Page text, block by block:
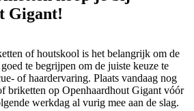
Gigant!
of houtskool is het belangrijk om de
te begrijpen om de juiste keuze te
of haardervaring. Plaats vandaag nog
briketten op Openhaardhout Gigant vóór
werkdag al vurig mee aan de slag.